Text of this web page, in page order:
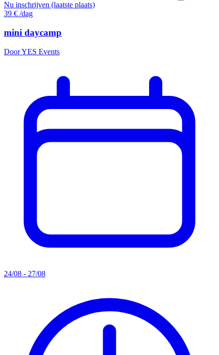
Nu inschrijven (laatste plaats)
39 € /dag
mini daycamp
Door YES Events
24/08 - 27/08